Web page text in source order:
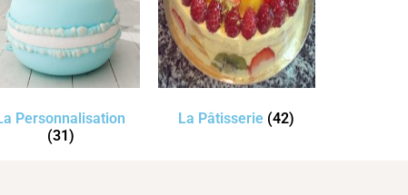
Personnalisation
(31)
La Pâtisserie (42)